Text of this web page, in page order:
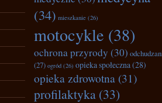
(34) mieszkanie (26)
motocykle (38)
ochrona przyrody (30)
(27) ogród (26) opieka społeczna(28)
opieka zdrowotna (31)
profilaktyka (33)